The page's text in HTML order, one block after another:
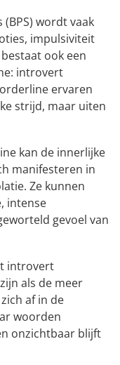
wordt vaak
impulsiviteit
ook een
introvert
ervaren
strijd, maar uiten
kan de innerlijke
manifesteren in
Ze kunnen
intense
gevoel van
introvert
als de meer
af in de
woorden
onzichtbaar blijft